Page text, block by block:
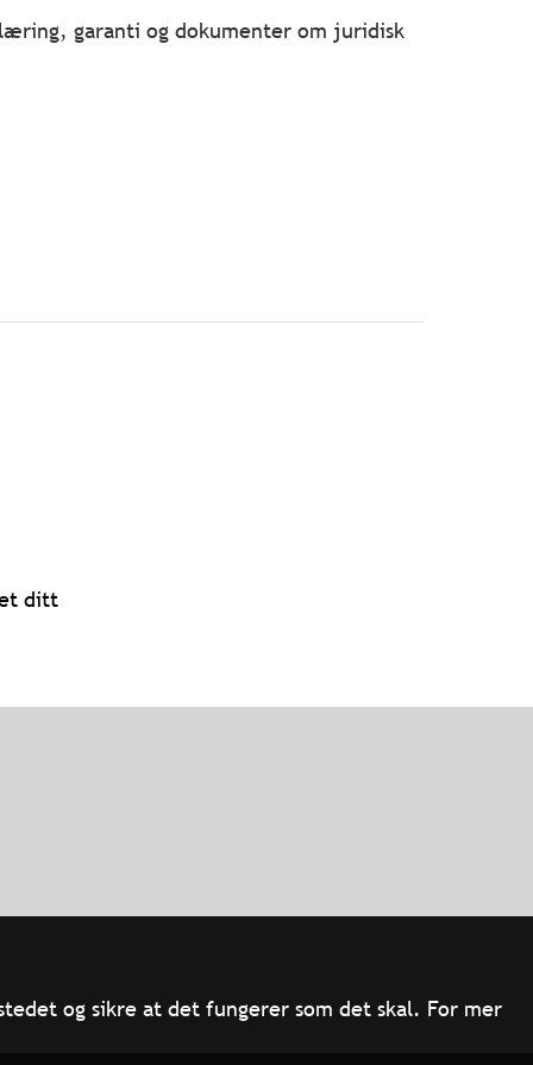
og sikre at det fungerer som det skal. For mer
garanti og dokumenter om juridisk
ditt